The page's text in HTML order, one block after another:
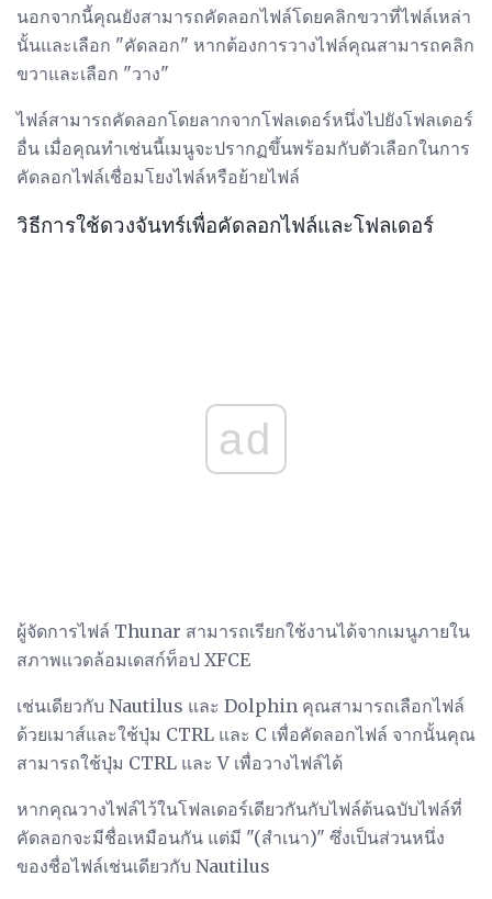
นอกจากนี้คุณยังสามารถคัดลอกไฟล์โดยคลิกขวาที่ไฟล์เหล่า
นั้นและเลือก "คัดลอก" หากต้องการวางไฟล์คุณสามารถคลิก
ขวาและเลือก "วาง"
ไฟล์สามารถคัดลอกโดยลากจากโฟลเดอร์หนึ่งไปยังโฟลเดอร์
อื่น เมื่อคุณทำเช่นนี้เมนูจะปรากฏขึ้นพร้อมกับตัวเลือกในการ
คัดลอกไฟล์เชื่อมโยงไฟล์หรือย้ายไฟล์
วิธีการใช้ดวงจันทร์เพื่อคัดลอกไฟล์และโฟลเดอร์
ad
ผู้จัดการไฟล์ Thunar สามารถเรียกใช้งานได้จากเมนูภายใน
สภาพแวดล้อมเดสก์ท็อป XFCE
เช่นเดียวกับ Nautilus และ Dolphin คุณสามารถเลือกไฟล์
ด้วยเมาส์และใช้ปุ่ม CTRL และ C เพื่อคัดลอกไฟล์ จากนั้นคุณ
สามารถใช้ปุ่ม CTRL และ V เพื่อวางไฟล์ได้
หากคุณวางไฟล์ไว้ในโฟลเดอร์เดียวกันกับไฟล์ต้นฉบับไฟล์ที่
คัดลอกจะมีชื่อเหมือนกัน แต่มี "(สำเนา)" ซึ่งเป็นส่วนหนึ่ง
ของชื่อไฟล์เช่นเดียวกับ Nautilus